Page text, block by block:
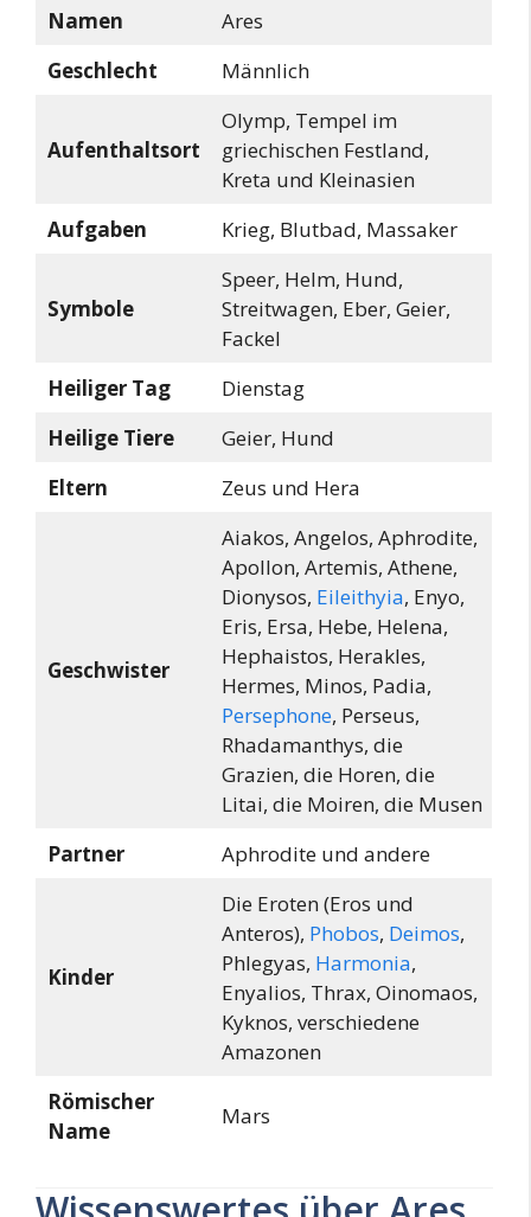
Namen
Ares
Geschlecht
Männlich
Aufenthaltsort
Olymp, Tempel im
griechischen Festland,
Kreta und Kleinasien
Aufgaben
Krieg, Blutbad, Massaker
Symbole
Speer, Helm, Hund,
Streitwagen, Eber, Geier,
Fackel
Heiliger Tag
Dienstag
Heilige Tiere
Geier, Hund
Eltern
Zeus und Hera
Geschwister
Aiakos, Angelos, Aphrodite,
Apollon, Artemis, Athene,
Dionysos, Eileithyia, Enyo,
Eris, Ersa, Hebe, Helena,
Hephaistos, Herakles,
Hermes, Minos, Padia,
Persephone, Perseus,
Rhadamanthys, die
Grazien, die Horen, die
Litai, die Moiren, die Musen
Partner
Aphrodite und andere
Kinder
Die Eroten (Eros und
Anteros), Phobos, Deimos,
Phlegyas, Harmonia,
Enyalios, Thrax, Oinomaos,
Kyknos, verschiedene
Amazonen
Römischer
Name
Mars